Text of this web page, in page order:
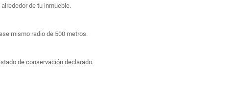
de tu inmueble.
mismo radio de 500 metros.
de conservación declarado.